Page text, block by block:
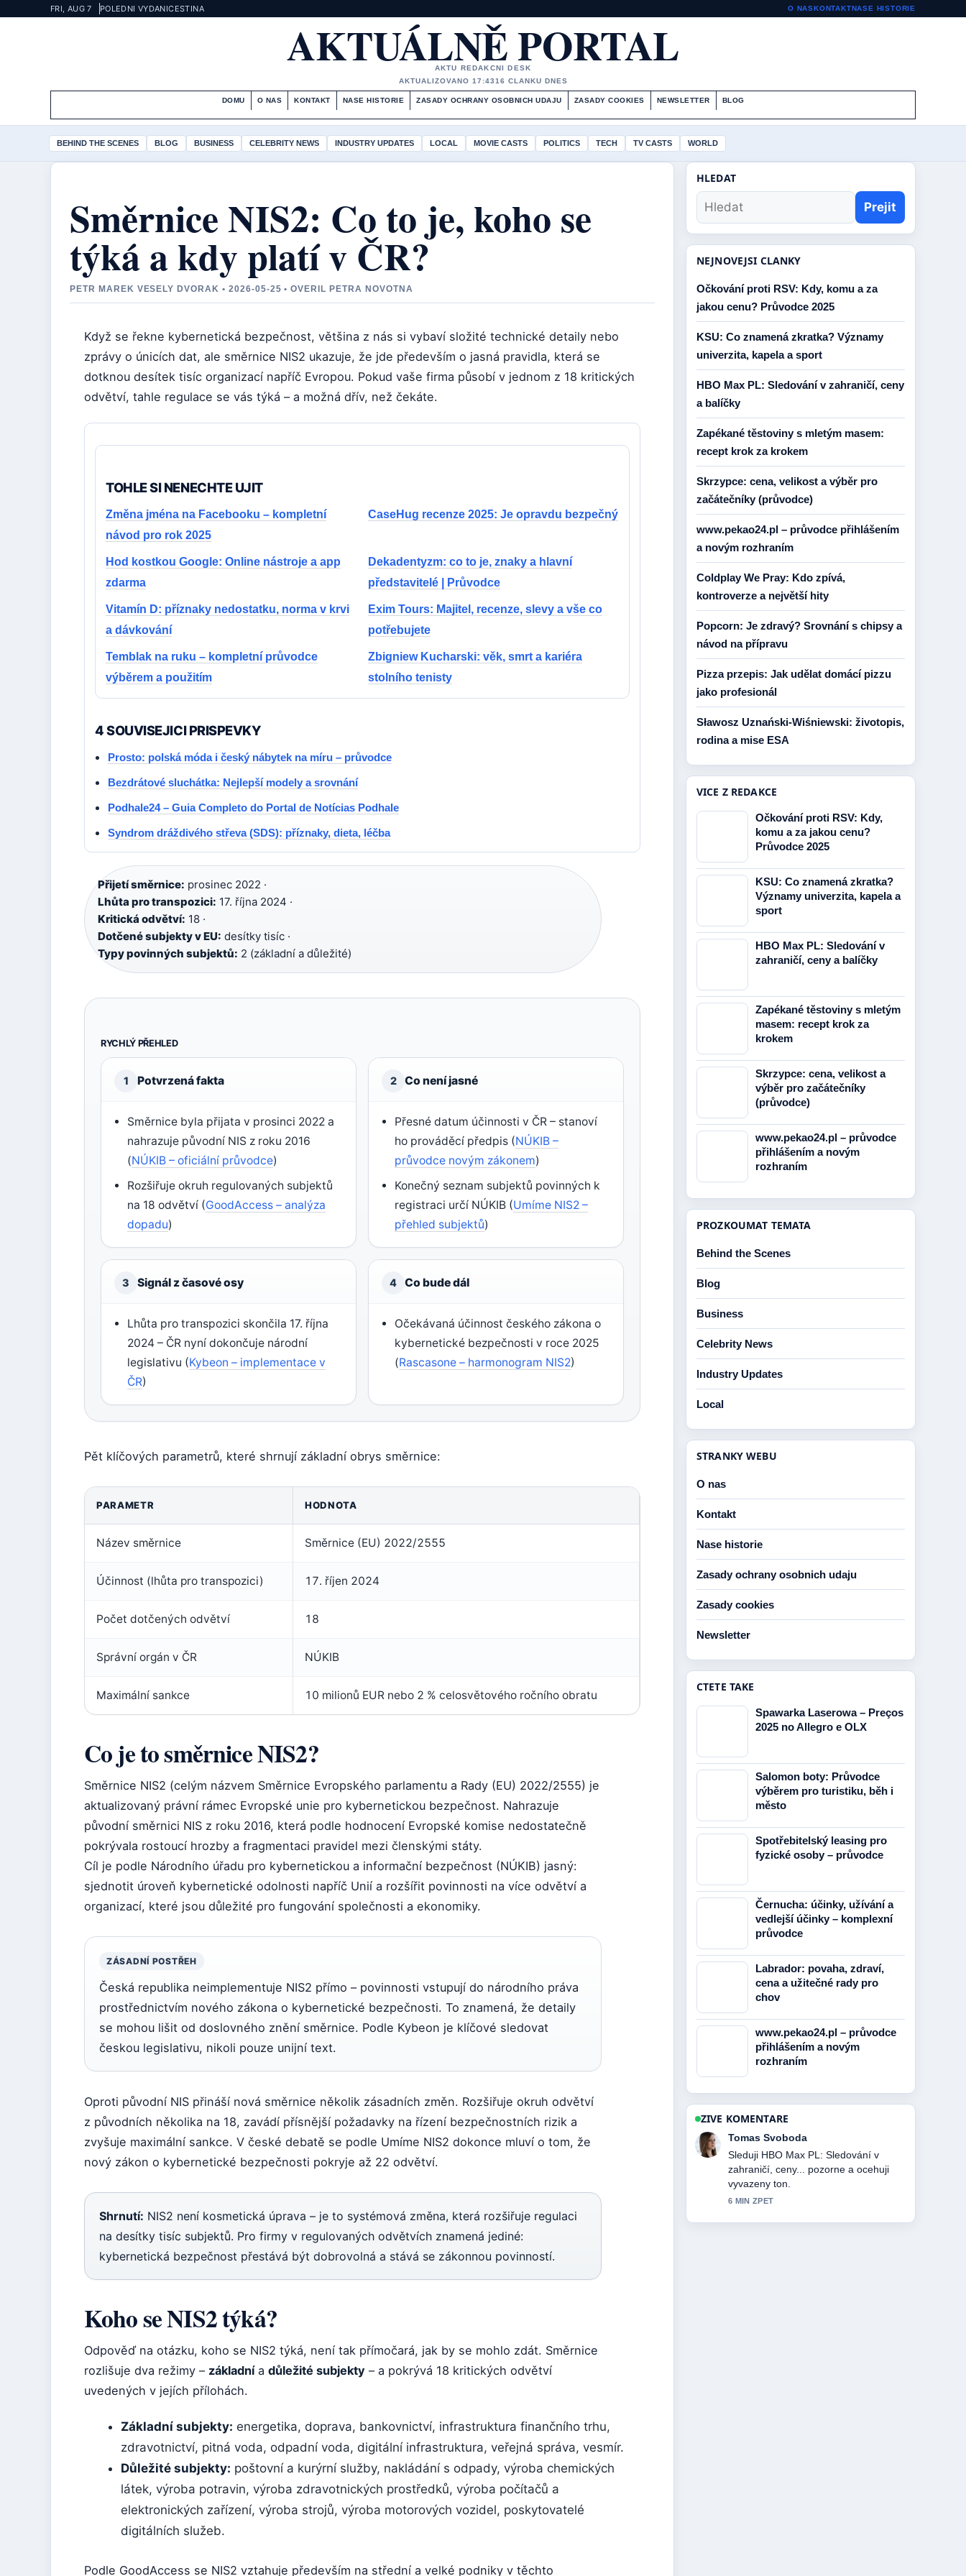
FRI, AUG 7 POLEDNI VYDANICESTINA O NASKONTAKTNASE HISTORIE
AKTUÁLNĚ PORTAL
AKTU REDAKCNI DESK
AKTUALIZOVANO 17:4316 CLANKU DNES
DOMU O NAS KONTAKT NASE HISTORIE ZASADY OCHRANY OSOBNICH UDAJU ZASADY COOKIES NEWSLETTER BLOG
BEHIND THE SCENES BLOG BUSINESS CELEBRITY NEWS INDUSTRY UPDATES LOCAL MOVIE CASTS POLITICS TECH TV CASTS WORLD
Směrnice NIS2: Co to je, koho se
týká a kdy platí v ČR?
PETR MAREK VESELY DVORAK • 2026-05-25 • OVERIL PETRA NOVOTNA
Když se řekne kybernetická bezpečnost, většina z nás si vybaví složité technické detaily nebo
zprávy o únicích dat, ale směrnice NIS2 ukazuje, že jde především o jasná pravidla, která se
dotknou desítek tisíc organizací napříč Evropou. Pokud vaše firma působí v jednom z 18 kritických
odvětví, tahle regulace se vás týká – a možná dřív, než čekáte.
TOHLE SI NENECHTE UJIT
Změna jména na Facebooku – kompletní
návod pro rok 2025
CaseHug recenze 2025: Je opravdu bezpečný
Hod kostkou Google: Online nástroje a app
zdarma
Dekadentyzm: co to je, znaky a hlavní
představitelé | Průvodce
Vitamín D: příznaky nedostatku, norma v krvi
a dávkování
Exim Tours: Majitel, recenze, slevy a vše co
potřebujete
Temblak na ruku – kompletní průvodce
výběrem a použitím
Zbigniew Kucharski: věk, smrt a kariéra
stolního tenisty
4 SOUVISEJICI PRISPEVKY
Prosto: polská móda i český nábytek na míru – průvodce
Bezdrátové sluchátka: Nejlepší modely a srovnání
Podhale24 – Guia Completo do Portal de Notícias Podhale
Syndrom dráždivého střeva (SDS): příznaky, dieta, léčba
Přijetí směrnice: prosinec 2022 ·
Lhůta pro transpozici: 17. října 2024 ·
Kritická odvětví: 18 ·
Dotčené subjekty v EU: desítky tisíc ·
Typy povinných subjektů: 2 (základní a důležité)
RYCHLÝ PŘEHLED
1 Potvrzená fakta
Směrnice byla přijata v prosinci 2022 a
nahrazuje původní NIS z roku 2016
(NÚKIB – oficiální průvodce)
Rozšiřuje okruh regulovaných subjektů
na 18 odvětví (GoodAccess – analýza
dopadu)
2 Co není jasné
Přesné datum účinnosti v ČR – stanoví
ho prováděcí předpis (NÚKIB –
průvodce novým zákonem)
Konečný seznam subjektů povinných k
registraci určí NÚKIB (Umíme NIS2 –
přehled subjektů)
3 Signál z časové osy
Lhůta pro transpozici skončila 17. října
2024 – ČR nyní dokončuje národní
legislativu (Kybeon – implementace v
ČR)
4 Co bude dál
Očekávaná účinnost českého zákona o
kybernetické bezpečnosti v roce 2025
(Rascasone – harmonogram NIS2)
Pět klíčových parametrů, které shrnují základní obrys směrnice:
PARAMETR HODNOTA
Název směrnice Směrnice (EU) 2022/2555
Účinnost (lhůta pro transpozici) 17. říjen 2024
Počet dotčených odvětví 18
Správní orgán v ČR NÚKIB
Maximální sankce 10 milionů EUR nebo 2 % celosvětového ročního obratu
Co je to směrnice NIS2?
Směrnice NIS2 (celým názvem Směrnice Evropského parlamentu a Rady (EU) 2022/2555) je
aktualizovaný právní rámec Evropské unie pro kybernetickou bezpečnost. Nahrazuje
původní směrnici NIS z roku 2016, která podle hodnocení Evropské komise nedostatečně
pokrývala rostoucí hrozby a fragmentaci pravidel mezi členskými státy.
Cíl je podle Národního úřadu pro kybernetickou a informační bezpečnost (NÚKIB) jasný:
sjednotit úroveň kybernetické odolnosti napříč Unií a rozšířit povinnosti na více odvětví a
organizací, které jsou důležité pro fungování společnosti a ekonomiky.
ZÁSADNÍ POSTŘEH
Česká republika neimplementuje NIS2 přímo – povinnosti vstupují do národního práva
prostřednictvím nového zákona o kybernetické bezpečnosti. To znamená, že detaily
se mohou lišit od doslovného znění směrnice. Podle Kybeon je klíčové sledovat
českou legislativu, nikoli pouze unijní text.
Oproti původní NIS přináší nová směrnice několik zásadních změn. Rozšiřuje okruh odvětví
z původních několika na 18, zavádí přísnější požadavky na řízení bezpečnostních rizik a
zvyšuje maximální sankce. V české debatě se podle Umíme NIS2 dokonce mluví o tom, že
nový zákon o kybernetické bezpečnosti pokryje až 22 odvětví.
Shrnutí: NIS2 není kosmetická úprava – je to systémová změna, která rozšiřuje regulaci
na desítky tisíc subjektů. Pro firmy v regulovaných odvětvích znamená jediné:
kybernetická bezpečnost přestává být dobrovolná a stává se zákonnou povinností.
Koho se NIS2 týká?
Odpověď na otázku, koho se NIS2 týká, není tak přímočará, jak by se mohlo zdát. Směrnice
rozlišuje dva režimy – základnía důležité subjekty – a pokrývá 18 kritických odvětví
uvedených v jejích přílohách.
Základní subjekty: energetika, doprava, bankovnictví, infrastruktura finančního trhu,
zdravotnictví, pitná voda, odpadní voda, digitální infrastruktura, veřejná správa, vesmír.
Důležité subjekty: poštovní a kurýrní služby, nakládání s odpady, výroba chemických
látek, výroba potravin, výroba zdravotnických prostředků, výroba počítačů a
elektronických zařízení, výroba strojů, výroba motorových vozidel, poskytovatelé
digitálních služeb.
Podle GoodAccess se NIS2 vztahuje především na střední a velké podniky v těchto
HLEDAT
Prejit
NEJNOVEJSI CLANKY
Očkování proti RSV: Kdy, komu a za
jakou cenu? Průvodce 2025
KSU: Co znamená zkratka? Významy
univerzita, kapela a sport
HBO Max PL: Sledování v zahraničí, ceny
a balíčky
Zapékané těstoviny s mletým masem:
recept krok za krokem
Skrzypce: cena, velikost a výběr pro
začátečníky (průvodce)
www.pekao24.pl – průvodce přihlášením
a novým rozhraním
Coldplay We Pray: Kdo zpívá,
kontroverze a největší hity
Popcorn: Je zdravý? Srovnání s chipsy a
návod na přípravu
Pizza przepis: Jak udělat domácí pizzu
jako profesionál
Sławosz Uznański-Wiśniewski: životopis,
rodina a mise ESA
VICE Z REDAKCE
Očkování proti RSV: Kdy,
komu a za jakou cenu?
Průvodce 2025
KSU: Co znamená zkratka?
Významy univerzita, kapela a
sport
HBO Max PL: Sledování v
zahraničí, ceny a balíčky
Zapékané těstoviny s mletým
masem: recept krok za
krokem
Skrzypce: cena, velikost a
výběr pro začátečníky
(průvodce)
www.pekao24.pl – průvodce
přihlášením a novým
rozhraním
PROZKOUMAT TEMATA
Behind the Scenes
Blog
Business
Celebrity News
Industry Updates
Local
STRANKY WEBU
O nas
Kontakt
Nase historie
Zasady ochrany osobnich udaju
Zasady cookies
Newsletter
CTETE TAKE
Spawarka Laserowa – Preços
2025 no Allegro e OLX
Salomon boty: Průvodce
výběrem pro turistiku, běh i
město
Spotřebitelský leasing pro
fyzické osoby – průvodce
Černucha: účinky, užívání a
vedlejší účinky – komplexní
průvodce
Labrador: povaha, zdraví,
cena a užitečné rady pro
chov
www.pekao24.pl – průvodce
přihlášením a novým
rozhraním
ZIVE KOMENTARE
Petra Novotna
Uzitecny kontext k Očkování proti RSV:
Kdy, komu a za.... Prosim pokracujte v
prubeznych aktualizacich.
8 MIN ZPET